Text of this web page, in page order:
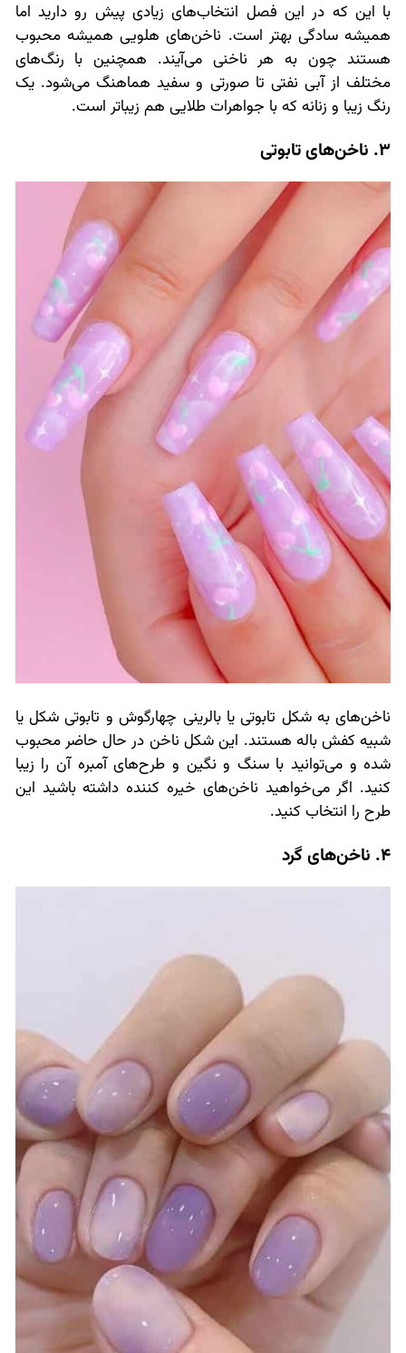
با این که در این فصل انتخاب‌های زیادی پیش رو دارید اما
همیشه سادگی بهتر است. ناخن‌های هلویی همیشه محبوب
هستند چون به هر ناخنی می‌آیند. همچنین با رنگ‌های
مختلف از آبی نفتی تا صورتی و سفید هماهنگ می‌شود. یک
رنگ زیبا و زنانه که با جواهرات طلایی هم زیباتر است.
3. ناخن‌های تابوتی
ناخن‌های به شکل تابوتی یا بالرینی چهارگوش و تابوتی شکل یا
شبیه کفش باله هستند. این شکل ناخن در حال حاضر محبوب
شده و می‌توانید با سنگ و نگین و طرح‌های آمبره آن را زیبا
کنید. اگر می‌خواهید ناخن‌های خیره کننده داشته باشید این
طرح را انتخاب کنید.
4. ناخن‌های گرد